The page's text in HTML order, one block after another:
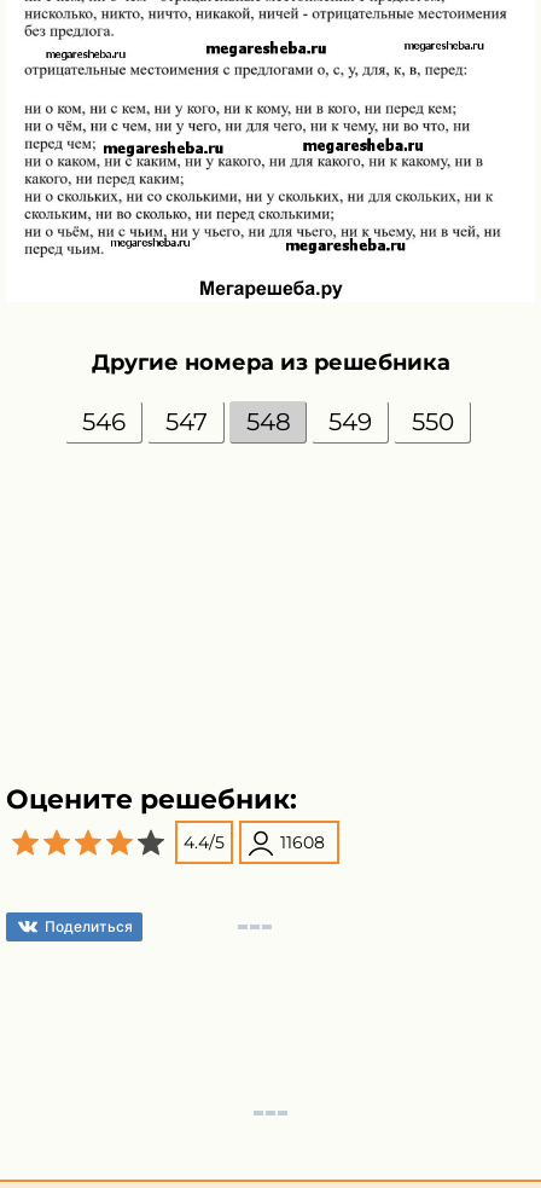
Другие номера из решебника
546 547 548 549 550
Оцените решебник:
4.4/5 11608
Поделиться